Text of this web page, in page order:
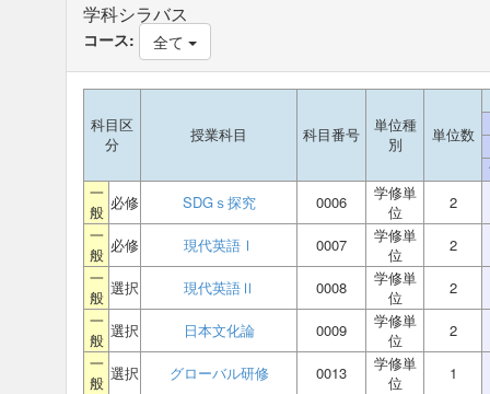
学科シラバス
コース: 全て
科目区
分
授業科目 科目番号
単位種
別
単位数
一
般 必修 SDGｓ探究 0006
学修単
位
2
一
般 必修 現代英語Ⅰ 0007
学修単
位
2
一
般 選択 現代英語Ⅱ 0008
学修単
位
2
一
般 選択 日本文化論 0009
学修単
位
2
一
般 選択 グローバル研修 0013
学修単
位
1